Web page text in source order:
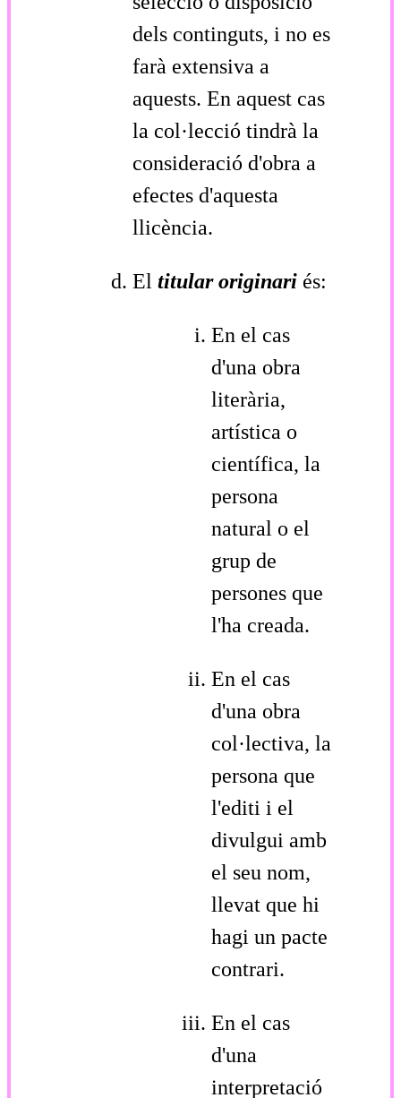
dels continguts, i no es
farà extensiva a
aquests. En aquest cas
la col·lecció tindrà la
consideració d'obra a
efectes d'aquesta
llicència.
El titular originari és:
En el cas
d'una obra
literària,
artística o
científica, la
persona
natural o el
grup de
persones que
l'ha creada.
En el cas
d'una obra
col·lectiva, la
persona que
l'editi i el
divulgui amb
el seu nom,
llevat que hi
hagi un pacte
contrari.
En el cas
d'una
interpretació